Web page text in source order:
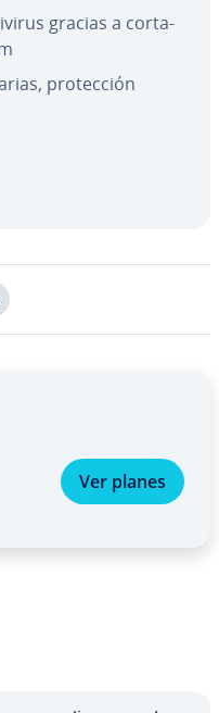
gracias a co­r­ta­
pro­te­c­ción
Ver planes